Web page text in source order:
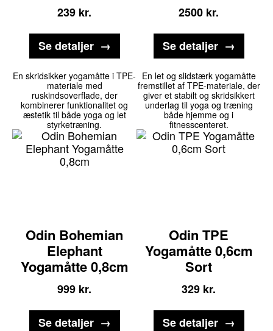
239 kr.
Se detaljer
2500 kr.
Se detaljer
Odin Bohemian
Elephant
Yogamåtte 0,8cm
En skridsikker yogamåtte i TPE-
materiale med
ruskindsoverflade, der
kombinerer funktionalitet og
æstetik til både yoga og let
styrketræning.
999 kr.
Se detaljer
Odin TPE
Yogamåtte 0,6cm
Sort
En let og slidstærk yogamåtte
fremstillet af TPE-materiale, der
giver et stabilt og skridsikkert
underlag til yoga og træning
både hjemme og i
fitnesscenteret.
329 kr.
Se detaljer